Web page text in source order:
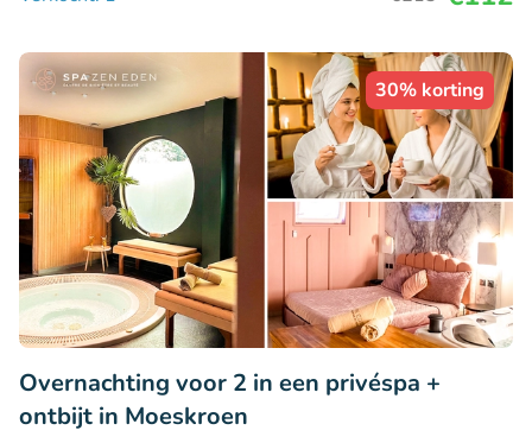
30% korting
Overnachting voor 2 in een privéspa +
ontbijt in Moeskroen